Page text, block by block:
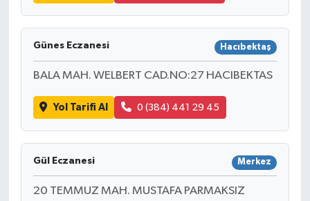
Günes Eczanesi Hacıbektaş
BALA MAH. WELBERT CAD.NO:27 HACIBEKTAS
Yol Tarifi Al 0 (384) 441 29 45
Gül Eczanesi Merkez
20 TEMMUZ MAH. MUSTAFA PARMAKSIZ